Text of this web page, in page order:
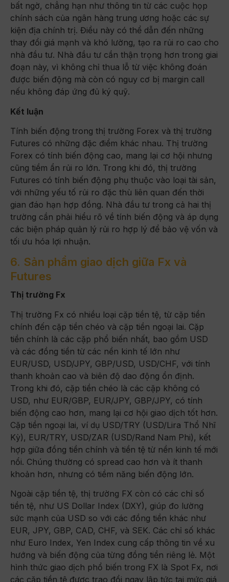
bất ngờ, chẳng hạn như thông tin từ các cuộc họp
chính sách của ngân hàng trung ương hoặc các sự
kiện địa chính trị. Điều này có thể dẫn đến những
thay đổi giá mạnh và khó lường, tạo ra rủi ro cao cho
nhà đầu tư. Nhà đầu tư cần thận trọng hơn trong giai
đoạn này, vì không chỉ thua lỗ từ việc không đoán
được biến động mà còn có nguy cơ bị margin call
nếu không đáp ứng đủ ký quỹ.
Kết luận
Tính biến động trong thị trường Forex và thị trường
Futures có những đặc điểm khác nhau. Thị trường
Forex có tính biến động cao, mang lại cơ hội nhưng
cũng tiềm ẩn rủi ro lớn. Trong khi đó, thị trường
Futures có tính biến động phụ thuộc vào loại tài sản,
với những yếu tố rủi ro đặc thù liên quan đến thời
gian đáo hạn hợp đồng. Nhà đầu tư trong cả hai thị
trường cần phải hiểu rõ về tính biến động và áp dụng
các biện pháp quản lý rủi ro hợp lý để bảo vệ vốn và
tối ưu hóa lợi nhuận.
6. Sản phẩm giao dịch giữa Fx và
Futures
Thị trường Fx
Thị trường Fx có nhiều loại cặp tiền tệ, từ cặp tiền
chính đến cặp tiền chéo và cặp tiền ngoại lai. Cặp
tiền chính là các cặp phổ biến nhất, bao gồm USD
và các đồng tiền từ các nền kinh tế lớn như
EUR/USD, USD/JPY, GBP/USD, USD/CHF, với tính
thanh khoản cao và biên độ dao động ổn định.
Trong khi đó, cặp tiền chéo là các cặp không có
USD, như EUR/GBP, EUR/JPY, GBP/JPY, có tính
biến động cao hơn, mang lại cơ hội giao dịch tốt hơn.
Cặp tiền ngoại lai, ví dụ USD/TRY (USD/Lira Thổ Nhĩ
Kỳ), EUR/TRY, USD/ZAR (USD/Rand Nam Phi), kết
hợp giữa đồng tiền chính và tiền tệ từ nền kinh tế mới
nổi. Chúng thường có spread cao hơn và ít thanh
khoản hơn, nhưng có tiềm năng biến động lớn.
Ngoài cặp tiền tệ, thị trường FX còn có các chỉ số
tiền tệ, như US Dollar Index (DXY), giúp đo lường
sức mạnh của USD so với các đồng tiền khác như
EUR, JPY, GBP, CAD, CHF, và SEK. Các chỉ số khác
như Euro Index, Yen Index cung cấp thông tin về xu
hướng và biến động của từng đồng tiền riêng lẻ. Một
hình thức giao dịch phổ biến trong FX là Spot Fx, nơi
các cặp tiền tệ được trao đổi ngay lập tức tại mức giá